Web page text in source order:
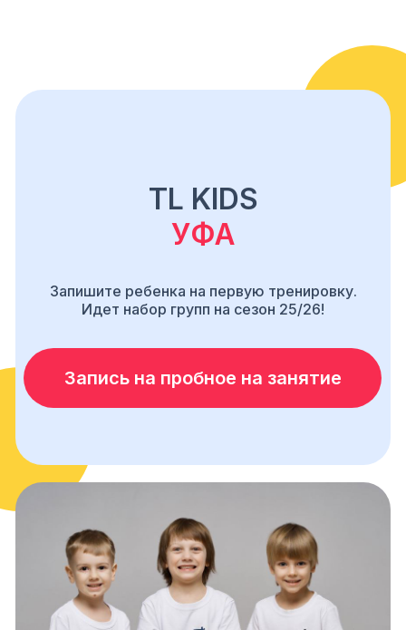
Запишите ребенка на первую тренировку.
Идет набор групп на сезон 25/26!
TL KIDS
УФА
Запись на пробное на занятие